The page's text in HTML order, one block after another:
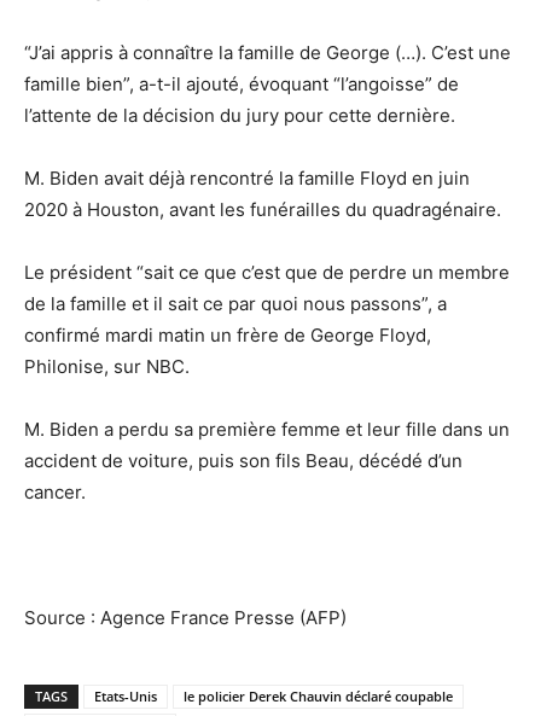
“J’ai appris à connaître la famille de George (…). C’est une
famille bien”, a-t-il ajouté, évoquant “l’angoisse” de
l’attente de la décision du jury pour cette dernière.
M. Biden avait déjà rencontré la famille Floyd en juin
2020 à Houston, avant les funérailles du quadragénaire.
Le président “sait ce que c’est que de perdre un membre
de la famille et il sait ce par quoi nous passons”, a
confirmé mardi matin un frère de George Floyd,
Philonise, sur NBC.
M. Biden a perdu sa première femme et leur fille dans un
accident de voiture, puis son fils Beau, décédé d’un
cancer.
Source : Agence France Presse (AFP)
TAGS Etats-Unis
le policier Derek Chauvin déclaré coupable